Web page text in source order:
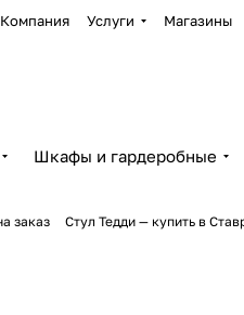
Компания Услуги Магазины
Шкафы и гардеробные
заказ Стул Тедди — купить в